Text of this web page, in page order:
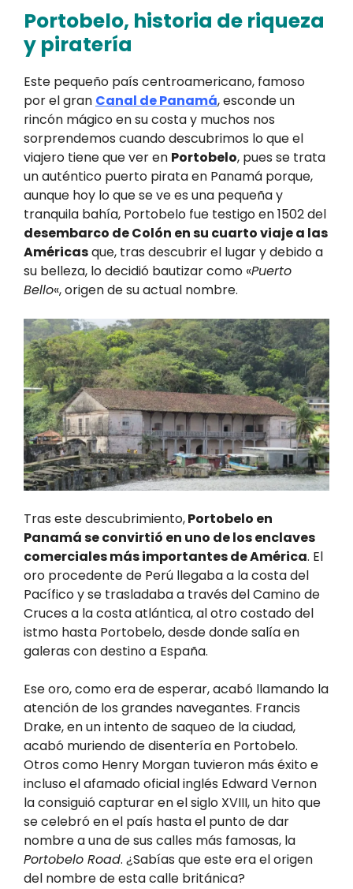
Portobelo, historia de riqueza
y piratería
Este pequeño país centroamericano, famoso
por el gran Canal de Panamá, esconde un
rincón mágico en su costa y muchos nos
sorprendemos cuando descubrimos lo que el
viajero tiene que ver en Portobelo, pues se trata
un auténtico puerto pirata en Panamá porque,
aunque hoy lo que se ve es una pequeña y
tranquila bahía, Portobelo fue testigo en 1502 del
desembarco de Colón en su cuarto viaje a las
Américasque, tras descubrir el lugar y debido a
su belleza, lo decidió bautizar como «Puerto
Bello«, origen de su actual nombre.
Tras este descubrimiento,Portobelo en
Panamá se convirtió en uno de los enclaves
comerciales más importantes de América. El
oro procedente de Perú llegaba a la costa del
Pacífico y se trasladaba a través del Camino de
Cruces a la costa atlántica, al otro costado del
istmo hasta Portobelo, desde donde salía en
galeras con destino a España.
Ese oro, como era de esperar, acabó llamando la
atención de los grandes navegantes. Francis
Drake, en un intento de saqueo de la ciudad,
acabó muriendo de disentería en Portobelo.
Otros como Henry Morgan tuvieron más éxito e
incluso el afamado oficial inglés Edward Vernon
la consiguió capturar en el siglo XVIII, un hito que
se celebró en el país hasta el punto de dar
nombre a una de sus calles más famosas, la
Portobelo Road. ¿Sabías que este era el origen
del nombre de esta calle británica?